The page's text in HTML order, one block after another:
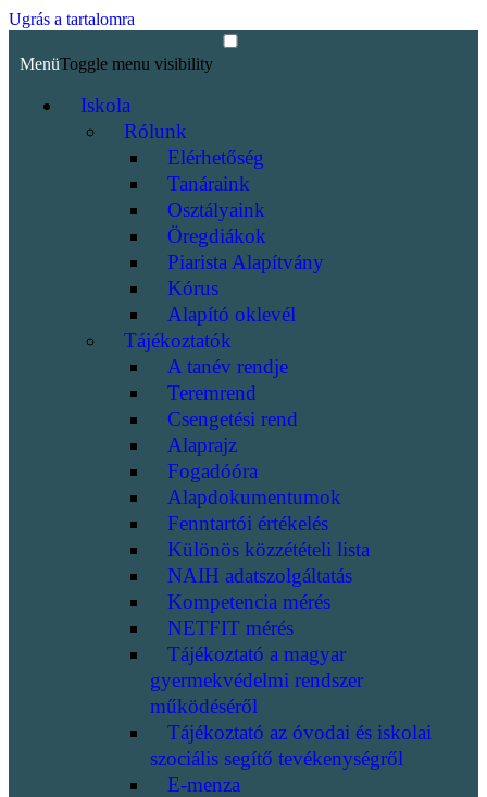
Ugrás a tartalomra
MenüToggle menu visibility
Iskola
Rólunk
Elérhetőség
Tanáraink
Osztályaink
Öregdiákok
Piarista Alapítvány
Kórus
Alapító oklevél
Tájékoztatók
A tanév rendje
Teremrend
Csengetési rend
Alaprajz
Fogadóóra
Alapdokumentumok
Fenntartói értékelés
Különös közzétételi lista
NAIH adatszolgáltatás
Kompetencia mérés
NETFIT mérés
Tájékoztató a magyar
gyermekvédelmi rendszer
működéséről
Tájékoztató az óvodai és iskolai
szociális segítő tevékenységről
E-menza